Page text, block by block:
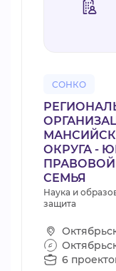
СОНКО
ОКРУГА -
СЕМЬЯ
Наука и
защита
6